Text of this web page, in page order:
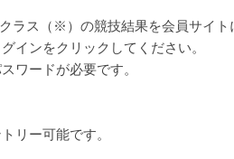
ラス（※）の競技結果を会員サイト
インをクリックしてください。
ワードが必要です。
リー可能です。